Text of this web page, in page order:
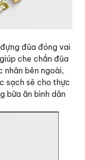
đũa đóng vai
che chắn đũa
nhân bên ngoài,
sạch sẽ cho thực
bữa ăn bình dân